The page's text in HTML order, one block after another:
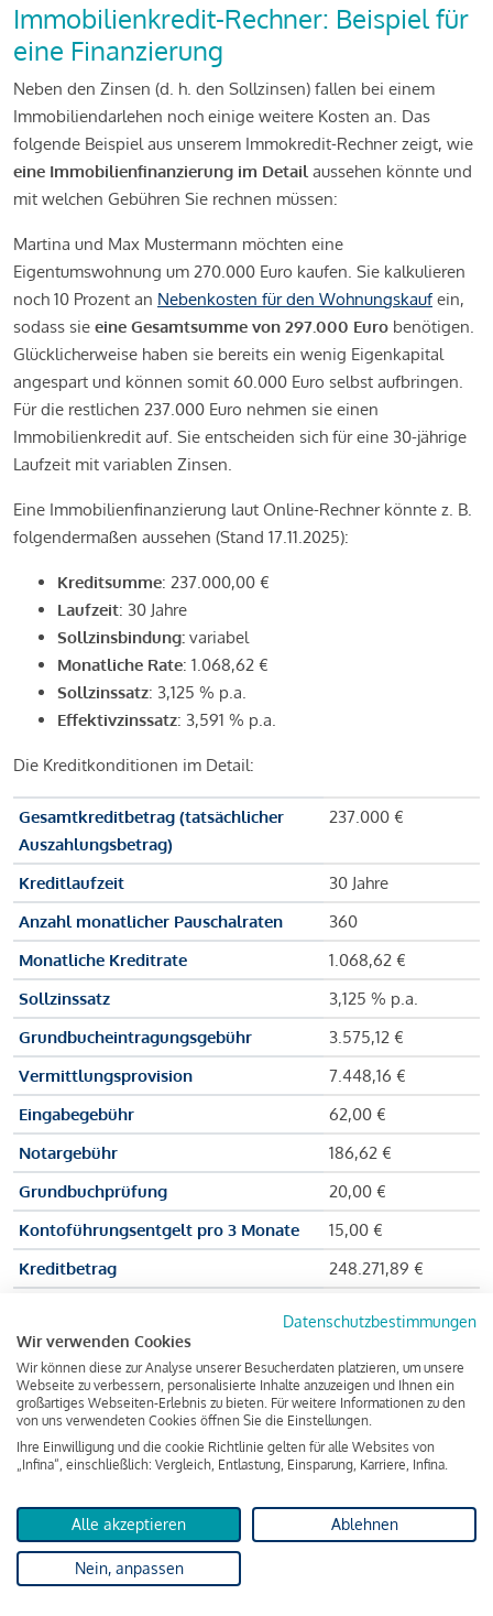
Immobilienkredit-Rechner: Beispiel für
eine Finanzierung
Neben den Zinsen (d. h. den Sollzinsen) fallen bei einem
Immobiliendarlehen noch einige weitere Kosten an. Das
folgende Beispiel aus unserem Immokredit-Rechner zeigt, wie
eine Immobilienfinanzierung im Detail aussehen könnte und
mit welchen Gebühren Sie rechnen müssen:
Martina und Max Mustermann möchten eine
Eigentumswohnung um 270.000 Euro kaufen. Sie kalkulieren
noch 10 Prozent an Nebenkosten für den Wohnungskaufein,
sodass sie eine Gesamtsumme von 297.000 Euro benötigen.
Glücklicherweise haben sie bereits ein wenig Eigenkapital
angespart und können somit 60.000 Euro selbst aufbringen.
Für die restlichen 237.000 Euro nehmen sie einen
Immobilienkredit auf. Sie entscheiden sich für eine 30-jährige
Laufzeit mit variablen Zinsen.
Eine Immobilienfinanzierung laut Online-Rechner könnte z. B.
folgendermaßen aussehen (Stand 17.11.2025):
Kreditsumme: 237.000,00 €
Laufzeit: 30 Jahre
Sollzinsbindung: variabel
Monatliche Rate: 1.068,62 €
Sollzinssatz: 3,125 % p.a.
Effektivzinssatz: 3,591 % p.a.
Die Kreditkonditionen im Detail:
Gesamtkreditbetrag (tatsächlicher
Auszahlungsbetrag)
237.000 €
Kreditlaufzeit
30 Jahre
Anzahl monatlicher Pauschalraten
360
Monatliche Kreditrate
1.068,62 €
Sollzinssatz
3,125 % p.a.
Grundbucheintragungsgebühr
3.575,12 €
Vermittlungsprovision
7.448,16 €
Eingabegebühr
62,00 €
Notargebühr
186,62 €
Grundbuchprüfung
20,00 €
Kontoführungsentgelt pro 3 Monate
15,00 €
Kreditbetrag
248.271,89 €
Zu zahlender Gesamtbetrag
Kreditvermittler
INFINA Credit
Broker GmbH
von 237.000 Euro ausgezahlt, um die Wohnung zu kaufen.
Darüber hinaus fallen aber noch einige Gebühren an (z. B. die
Grundbucheintragungsgebühr), sodass die Bank den
Datenschutzbestimmungen
Wir verwenden Cookies
Wir können diese zur Analyse unserer Besucherdaten platzieren, um unsere
Webseite zu verbessern, personalisierte Inhalte anzuzeigen und Ihnen ein
großartiges Webseiten-Erlebnis zu bieten. Für weitere Informationen zu den
von uns verwendeten Cookies öffnen Sie die Einstellungen.
Ihre Einwilligung und die cookie Richtlinie gelten für alle Websites von
„Infina“, einschließlich: Vergleich, Entlastung, Einsparung, Karriere, Infina.
Alle akzeptieren Ablehnen
Nein, anpassen